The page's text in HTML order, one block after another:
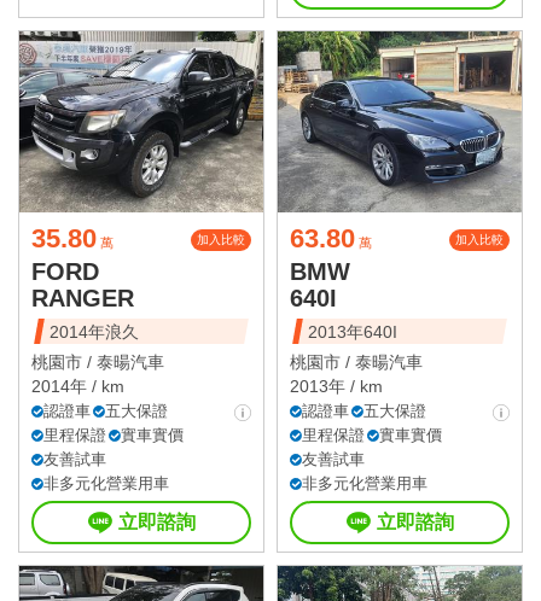
35.80 萬 加入比較
FORD
RANGER
2014年浪久
桃園市 / 泰暘汽車
2014年 / km
認證車
五大保證
里程保證
實車實價
友善試車
非多元化營業用車
立即諮詢
63.80 萬 加入比較
BMW
640I
2013年640I
桃園市 / 泰暘汽車
2013年 / km
認證車
五大保證
里程保證
實車實價
友善試車
非多元化營業用車
立即諮詢